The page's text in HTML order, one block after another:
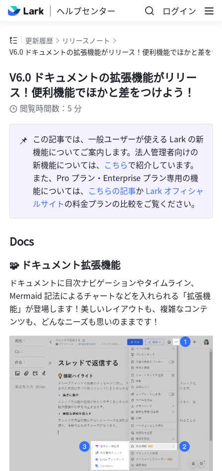
ヘルプセンター ログイン
更新履歴
リリースノート
V6.0 ドキュメントの拡張機能がリリース！便利機能でほかと差をつ
V6.0 ドキュメントの拡張機能がリリー
ス！便利機能でほかと差をつけよう！
閲覧時間数：5 分
📌 この記事では、一般ユーザーが使える Lark の新
機能についてご案内します。法人管理者向けの
新機能については、 こちらで紹介しています。
また、Pro プラン・Enterprise プラン専用の機
能については、 こちらの記事か Lark オフィシャ
ルサイトの料金プランの比較をご覧ください。
Docs
🧩 ドキュメント拡張機能
ドキュメントに目次ナビゲーションやタイムライン、
Mermaid 記法によるチャートなどを入れられる「拡張機
能」が登場します！美しいレイアウトも、複雑なコンテ
ンツも、どんなニーズも思いのままです！